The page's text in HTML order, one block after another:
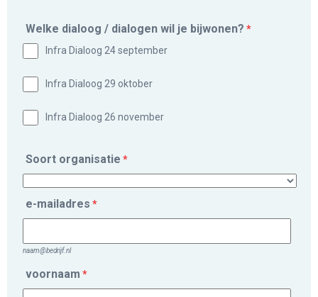
Welke dialoog / dialogen wil je bijwonen? *
Infra Dialoog 24 september
Infra Dialoog 29 oktober
Infra Dialoog 26 november
Soort organisatie *
e-mailadres *
naam@bedrijf.nl
voornaam *